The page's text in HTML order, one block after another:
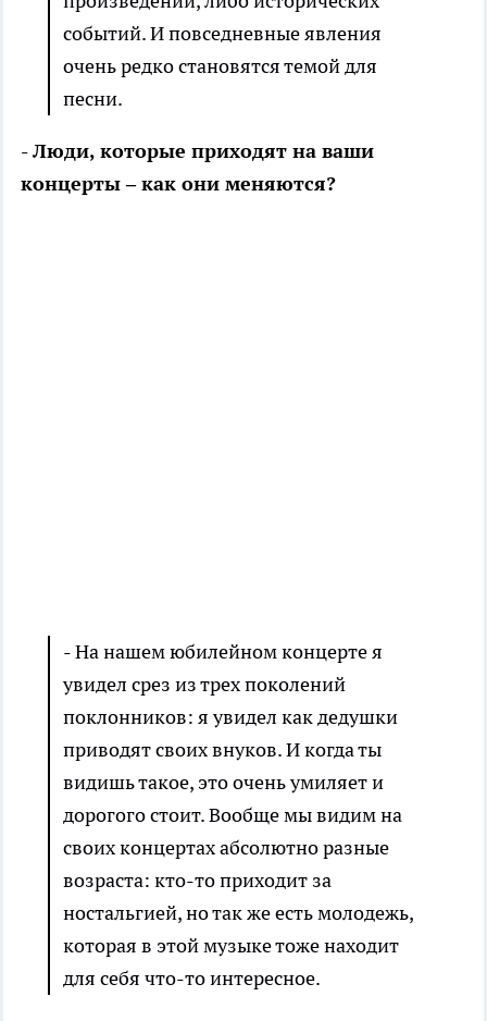
событий. И повседневные явления
очень редко становятся темой для
песни.
- Люди, которые приходят на ваши
концерты – как они меняются?
- На нашем юбилейном концерте я
увидел срез из трех поколений
поклонников: я увидел как дедушки
приводят своих внуков. И когда ты
видишь такое, это очень умиляет и
дорогого стоит. Вообще мы видим на
своих концертах абсолютно разные
возраста: кто-то приходит за
ностальгией, но так же есть молодежь,
которая в этой музыке тоже находит
для себя что-то интересное.